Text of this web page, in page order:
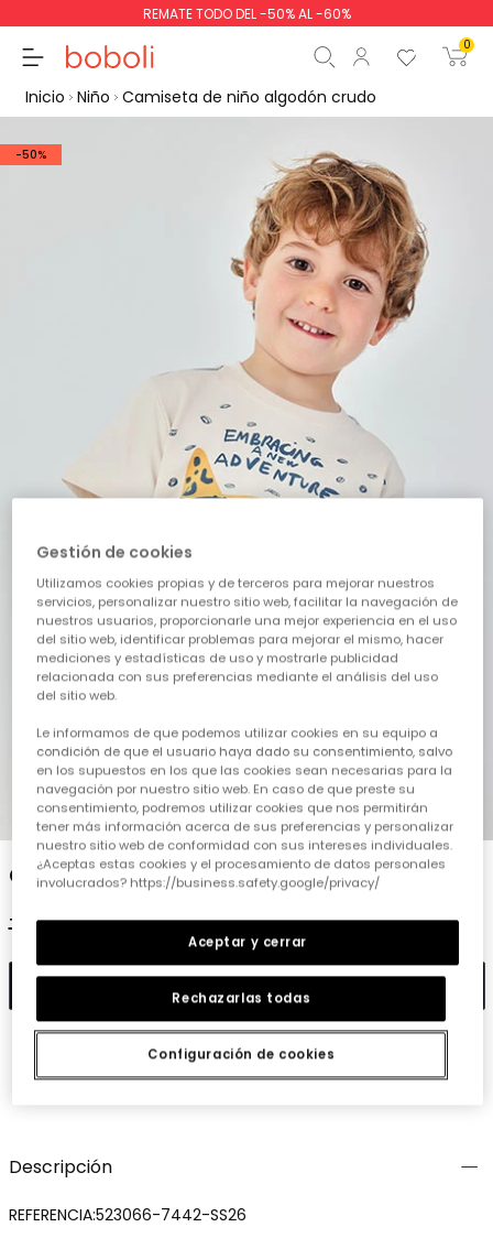
REMATE TODO DEL -50% AL -60%
0
0,00 €
Comenzar pedido
Inicio Niño Camiseta de niño algodón crudo
-50%
1 2 3 4 5
Camiseta de niño algodón crudo
17,95 € 8,95 €
Añadir
Descripción
REFERENCIA:523066-7442-SS26
Gestión de cookies
Utilizamos cookies propias y de terceros para mejorar nuestros
servicios, personalizar nuestro sitio web, facilitar la navegación de
nuestros usuarios, proporcionarle una mejor experiencia en el uso
del sitio web, identificar problemas para mejorar el mismo, hacer
mediciones y estadísticas de uso y mostrarle publicidad
relacionada con sus preferencias mediante el análisis del uso
del sitio web.
Le informamos de que podemos utilizar cookies en su equipo a
condición de que el usuario haya dado su consentimiento, salvo
en los supuestos en los que las cookies sean necesarias para la
navegación por nuestro sitio web. En caso de que preste su
consentimiento, podremos utilizar cookies que nos permitirán
tener más información acerca de sus preferencias y personalizar
nuestro sitio web de conformidad con sus intereses individuales.
¿Aceptas estas cookies y el procesamiento de datos personales
involucrados? https://business.safety.google/privacy/
Configuración de cookies
Rechazarlas todas
Aceptar y cerrar